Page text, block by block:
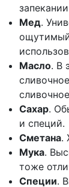
Мед.
Масло. В
Сахар.
и специй.
Сметана.
Мука.
тоже
Специи.